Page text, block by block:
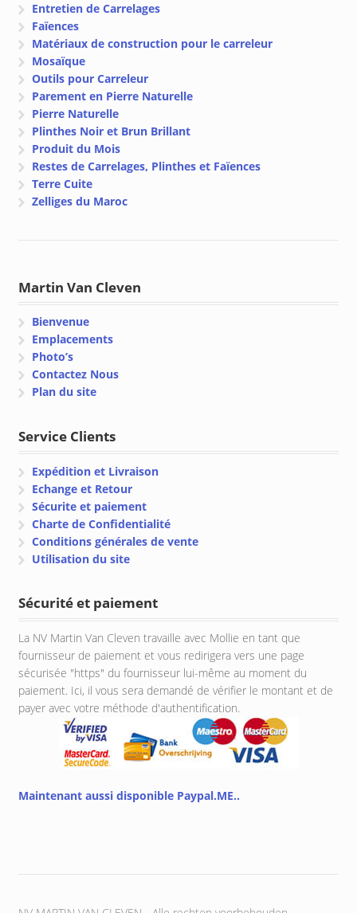
Entretien de Carrelages
Faïences
Matériaux de construction pour le carreleur
Mosaïque
Outils pour Carreleur
Parement en Pierre Naturelle
Pierre Naturelle
Plinthes Noir et Brun Brillant
Produit du Mois
Restes de Carrelages, Plinthes et Faïences
Terre Cuite
Zelliges du Maroc
Martin Van Cleven
Bienvenue
Emplacements
Photo’s
Contactez Nous
Plan du site
Service Clients
Expédition et Livraison
Echange et Retour
Sécurite et paiement
Charte de Confidentialité
Conditions générales de vente
Utilisation du site
Sécurité et paiement
La NV Martin Van Cleven travaille avec Mollie en tant que
fournisseur de paiement et vous redirigera vers une page
sécurisée "https" du fournisseur lui-même au moment du
paiement. Ici, il vous sera demandé de vérifier le montant et de
payer avec votre méthode d'authentification.
Maintenant aussi disponible Paypal.ME..